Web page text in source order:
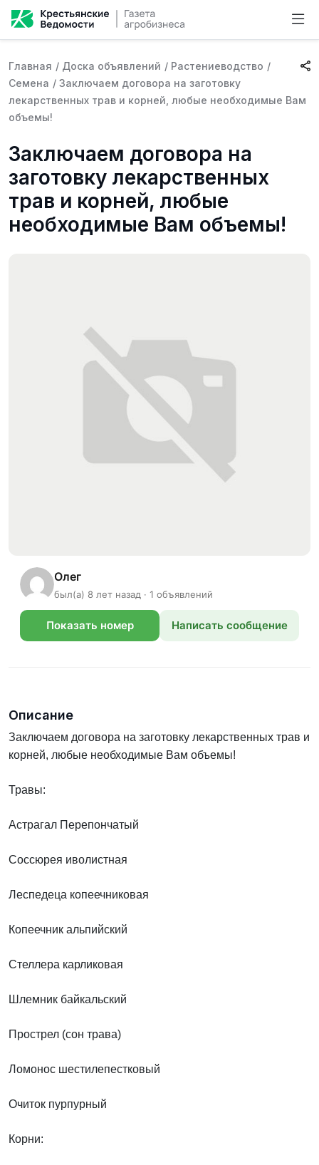
Главная / Доска объявлений / Растениеводство /
Семена / Заключаем договора на заготовку
лекарственных трав и корней, любые необходимые Вам
объемы!
Заключаем договора на
заготовку лекарственных
трав и корней, любые
необходимые Вам объемы!
Олег
был(а) 8 лет назад · 1 объявлений
Показать номер Написать сообщение
Описание
Заключаем договора на заготовку лекарственных трав и
корней, любые необходимые Вам объемы!
Травы:
Астрагал Перепончатый
Соссюрея иволистная
Леспедеца копеечниковая
Копеечник альпийский
Стеллера карликовая
Шлемник байкальский
Прострел (сон трава)
Ломонос шестилепестковый
Очиток пурпурный
Корни: